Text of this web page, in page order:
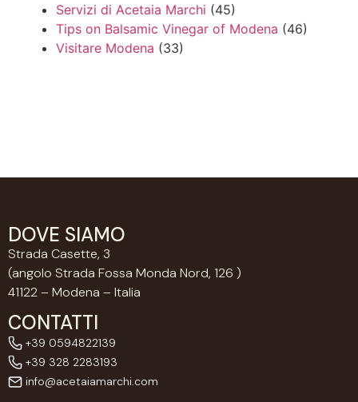
Servizi di Acetaia Marchi (45)
Tips on Balsamic Vinegar of Modena (46)
Visitare Modena (33)
DOVE SIAMO
Strada Casette, 3
(angolo Strada Fossa Monda Nord, 126 )
41122 – Modena – Italia
CONTATTI
+39 0594822139
+39 328 2283193
info@acetaiamarchi.com